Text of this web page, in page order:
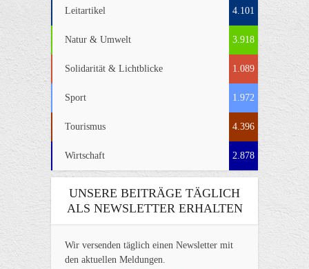
Leitartikel 4.101
Natur & Umwelt 3.918
Solidarität & Lichtblicke 1.089
Sport 1.972
Tourismus 4.396
Wirtschaft 2.878
UNSERE BEITRÄGE TÄGLICH
ALS NEWSLETTER ERHALTEN
Wir versenden täglich einen Newsletter mit
den aktuellen Meldungen.